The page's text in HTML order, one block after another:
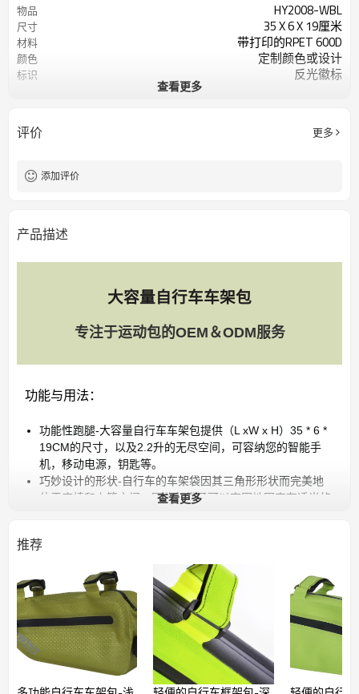
物品 HY2008-WBL
尺寸 35 X 6 X 19厘米
材料 带打印的RPET 600D
颜色 定制颜色或设计
标识 反光徽标
查看更多
评价 更多
添加评价
产品描述
大容量自行车车架包
专注于运动包的OEM＆ODM服务
功能与用法：
功能性跑腿-大容量自行车车架包提供（L xW x H）35 * 6 *
19CM的尺寸，以及2.2升的无尽空间，可容纳您的智能手
机，移动电源，钥匙等。
巧妙设计的形状-自行车的车架袋因其三角形形状而完美地
位于座椅和上管之间。因此，袋子可以牢固地固定在适当的
天气条件下最佳保护您的贵重物品。
反射组件-自行车的创新车架包两侧均配有反光元件。因
此，即使是在很晚的时候，您也会引起注意。
以客户为导向的启动-Winfung是自行车的未来，并提供高品
质的产品以及值得信赖的英语客户服务！
查看更多
推荐